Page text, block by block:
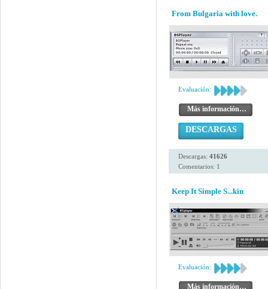
From Bulgaria with love.
Evaluación:
Más información…
DESCARGAS
Descargas: 41626
Comentarios: 1
Keep It Simple S...kin
Evaluación:
Más información…